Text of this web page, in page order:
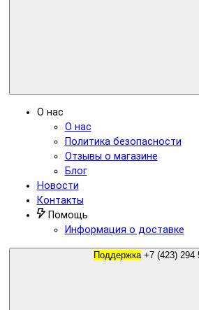
О нас
О нас
Политика безопасности
Отзывы о магазине
Блог
Новости
Контакты
Помощь
Информация о доставке
Поддержка